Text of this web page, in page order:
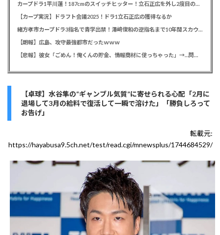
カープドラ1平川蓮！187cmのスイッチヒッター！立石正広を外し2度目の重複も新井監督がクジを引き当てる！【ドラフト会議2025】
【カープ実況】ドラフト会議2025！ドラ1立石正広の獲得なるか
緒方孝市カープドラ3指名で青学出禁！澤﨑俊和の逆指名まで10年間スカウト出禁
【朗報】広島、攻守最強都市だったｗｗｗ
【悲報】彼女「ごめん！俺くんの貯金、情報商材に使っちゃった」→…問い詰めたらギャン泣きされたんだが俺が悪いのか？
【卓球】水谷隼の“ギャンブル気質”に寄せられる心配「2月に
退場して3月の給料で復活して一瞬で溶けた」「勝負しろって
お告げ」
転載元:
https://hayabusa9.5ch.net/test/read.cgi/mnewsplus/1744684529/